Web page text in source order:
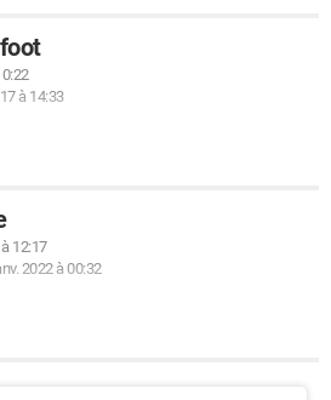
à 14:33
12:17
2022 à 00:32